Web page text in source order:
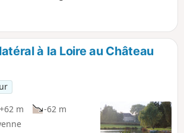
à la Loire au Château
+62 m
-62 m